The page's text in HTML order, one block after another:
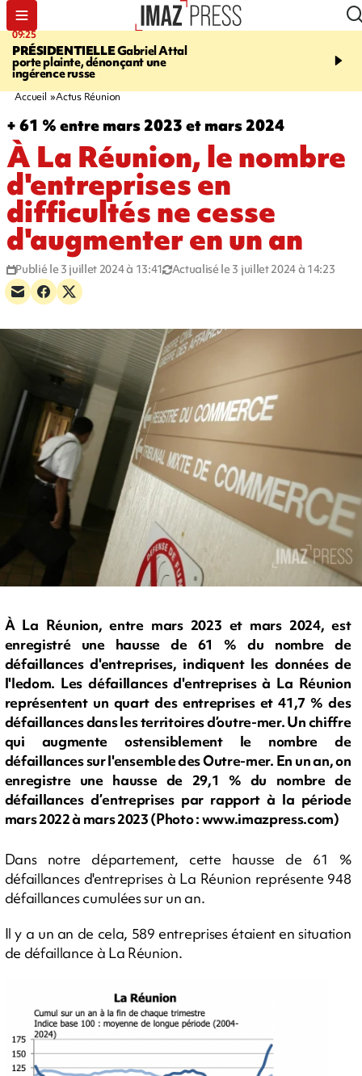
09:25
PRÉSIDENTIELLEGabriel Attal
porte plainte, dénonçant une
ingérence russe
11:43
accident après le virage
Accueil Actus Réunion
+ 61 % entre mars 2023 et mars 2024
À La Réunion, le nombre
d'entreprises en
difficultés ne cesse
d'augmenter en un an
Publié le 3 juillet 2024 à 13:41 Actualisé le 3 juillet 2024 à 14:23
À La Réunion, entre mars 2023 et mars 2024, est
enregistré une hausse de 61 % du nombre de
défaillances d'entreprises, indiquent les données de
l'Iedom. Les défaillances d'entreprises à La Réunion
représentent un quart des entreprises et 41,7 % des
défaillances dans les territoires d’outre-mer. Un chiffre
qui augmente ostensiblement le nombre de
défaillances sur l'ensemble des Outre-mer. En un an, on
enregistre une hausse de 29,1 % du nombre de
défaillances d’entreprises par rapport à la période
mars 2022 à mars 2023 (Photo : www.imazpress.com)
Dans notre département, cette hausse de 61 %
défaillances d'entreprises à La Réunion représente 948
défaillances cumulées sur un an.
Il y a un an de cela, 589 entreprises étaient en situation
de défaillance à La Réunion.